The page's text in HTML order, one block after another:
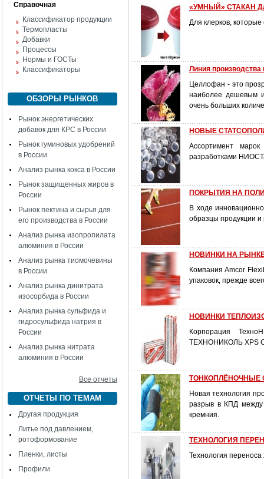
Справочная
Классификатор продукции
Термопласты
Добавки
Процессы
Нормы и ГОСТы
Классификаторы
ОБЗОРЫ РЫНКОВ
Рынок энергетических
добавок для КРС в России
Рынок гуминовых удобрений
в России
Анализ рынка кокса в России
Рынок защищенных жиров в
России
Рынок пектина и сырья для
его производства в России
Анализ рынка изопропилата
алюминия в России
Анализ рынка тиомочевины
в России
Анализ рынка динитрата
изосорбида в России
Анализ рынка сульфида и
гидросульфида натрия в
России
Анализ рынка нитрата
алюминия в России
Все отчеты
ОТЧЕТЫ ПО ТЕМАМ
Другая продукция
Литье под давлением,
ротоформование
Пленки, листы
Профили
«УМНЫЙ» СТАКАН
Для клерков,
Линия
Целлофан - это
наиболее дешевым
очень больших
НОВЫЕ
Ассортимент
разработками
ПОКРЫТИЯ НА
В ходе
образцы продукции и
НОВИНКИ НА
Компания Amcor
упаковок, прежде
НОВИНКИ
Корпорация
ТЕХНОНИКОЛЬ XPS
ТОНКОПЛЁНОЧНЫЕ
Новая технология
разрыв в КПД между
кремния.
ТЕХНОЛОГИЯ
Технология